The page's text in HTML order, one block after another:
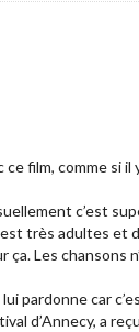
film, comme si
c’est
très adultes
Les chansons
pardonne car
d’Annecy, a